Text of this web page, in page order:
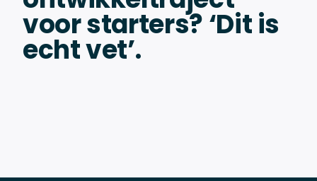
voor starters? ‘Dit is
echt vet’.